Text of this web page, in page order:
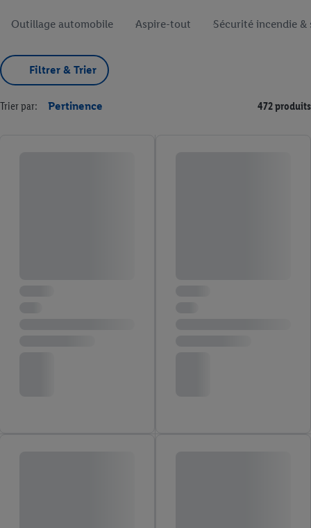
Outillage automobile Aspire-tout Sécurité incendie
Filtrer & Trier
Trier par: Pertinence 472 produits